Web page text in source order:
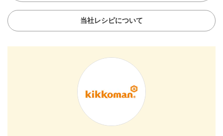
当社レシピについて